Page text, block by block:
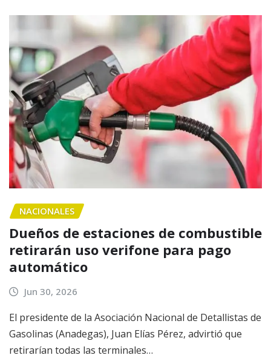
NACIONALES
Dueños de estaciones de combustible
retirarán uso verifone para pago
automático
Jun 30, 2026
El presidente de la Asociación Nacional de Detallistas de
Gasolinas (Anadegas), Juan Elías Pérez, advirtió que
retirarían todas las terminales…